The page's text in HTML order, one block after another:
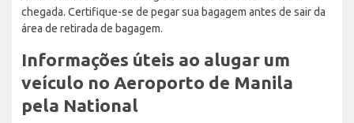
chegada. Certifique-se de pegar sua bagagem antes de sair da
área de retirada de bagagem.
Informações úteis ao alugar um
veículo no Aeroporto de Manila
pela National